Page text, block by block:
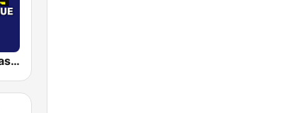
Radio Chaparrastique 106.1 FM